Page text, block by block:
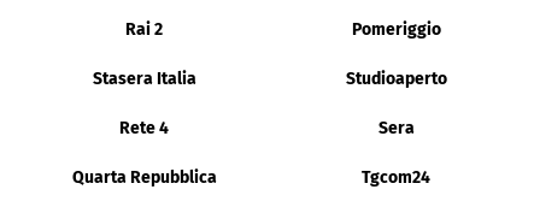
Rai 2 Pomeriggio
Stasera Italia Studioaperto
Rete 4 Sera
Quarta Repubblica Tgcom24